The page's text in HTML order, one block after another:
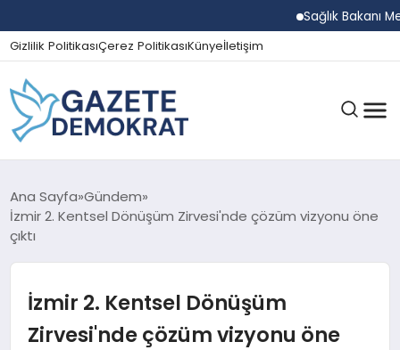
Sağlık Bakanı
Gizlilik PolitikasıÇerez PolitikasıKünyeİletişim
GÜNDEM
EKONOMI
SPOR
Ana Sayfa Gündem
İzmir 2. Kentsel Dönüşüm Zirvesi'nde çözüm vizyonu öne
çıktı
İzmir 2. Kentsel Dönüşüm
Zirvesi'nde çözüm vizyonu öne